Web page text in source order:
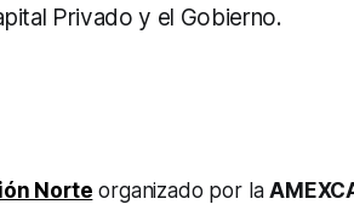
Privado y el Gobierno.
Norte organizado por la